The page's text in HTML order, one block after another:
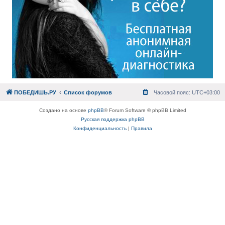
ПОБЕДИШЬ.РУ Список форумов Часовой пояс: UTC+03:00
Создано на основе phpBB® Forum Software © phpBB Limited
Русская поддержка phpBB
Конфиденциальность| Правила